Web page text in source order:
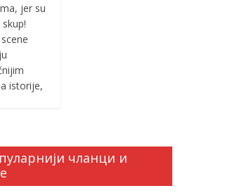
jer su
istorije,
чланци и